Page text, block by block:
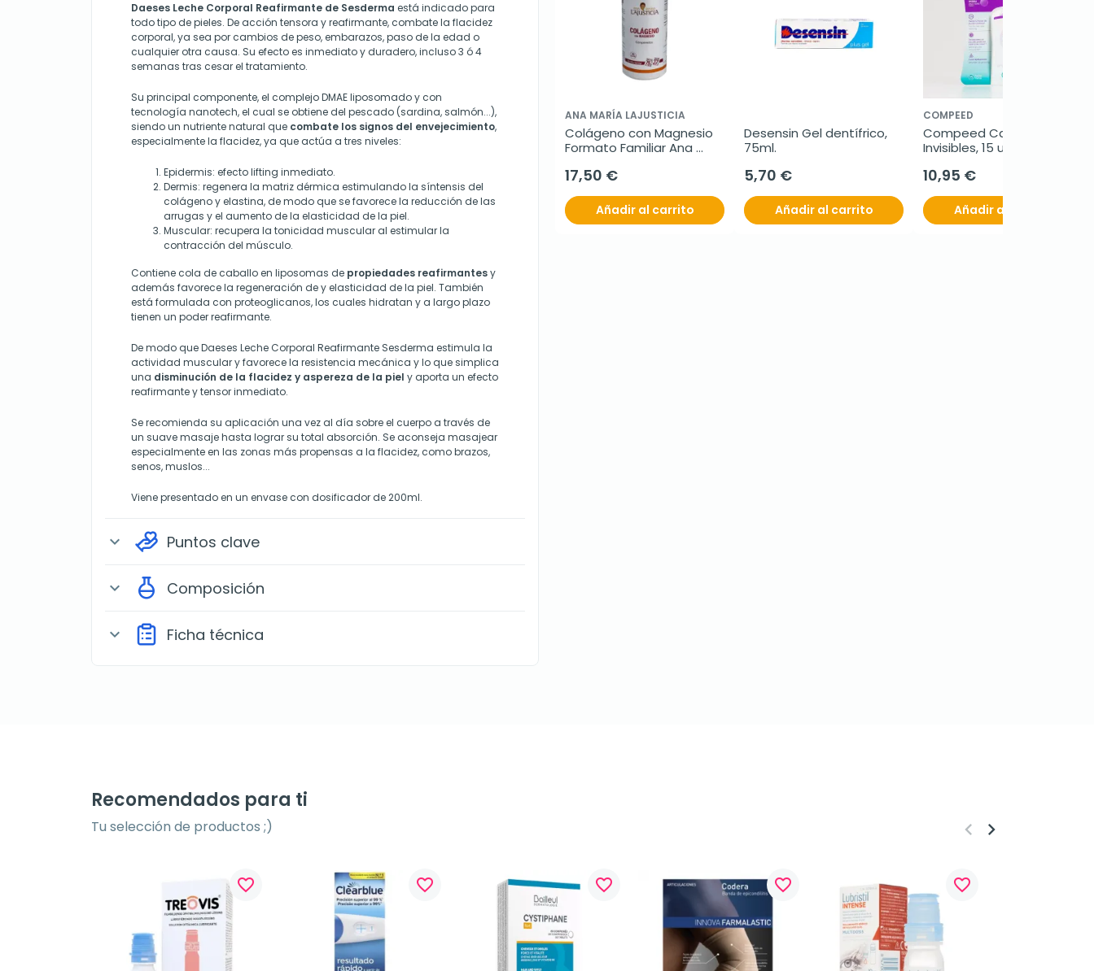
Daeses Leche Corporal Reafirmante de Sesderma está indicado para
todo tipo de pieles. De acción tensora y reafirmante, combate la flacidez
corporal, ya sea por cambios de peso, embarazos, paso de la edad o
cualquier otra causa. Su efecto es inmediato y duradero, incluso 3 ó 4
semanas tras cesar el tratamiento.
Su principal componente, el complejo DMAE liposomado y con
tecnología nanotech, el cual se obtiene del pescado (sardina, salmón...),
siendo un nutriente natural que combate los signos del envejecimiento,
especialmente la flacidez, ya que actúa a tres niveles:
Epidermis: efecto lifting inmediato.
Dermis: regenera la matriz dérmica estimulando la síntensis del
colágeno y elastina, de modo que se favorece la reducción de las
arrugas y el aumento de la elasticidad de la piel.
Muscular: recupera la tonicidad muscular al estimular la
contracción del músculo.
Contiene cola de caballo en liposomas de propiedades reafirmantesy
además favorece la regeneración de y elasticidad de la piel. También
está formulada con proteoglicanos, los cuales hidratan y a largo plazo
tienen un poder reafirmante.
De modo que Daeses Leche Corporal Reafirmante Sesderma estimula la
actividad muscular y favorece la resistencia mecánica y lo que simplica
una disminución de la flacidez y aspereza de la piel y aporta un efecto
reafirmante y tensor inmediato.
Se recomienda su aplicación una vez al día sobre el cuerpo a través de
un suave masaje hasta lograr su total absorción. Se aconseja masajear
especialmente en las zonas más propensas a la flacidez, como brazos,
senos, muslos...
Viene presentado en un envase con dosificador de 200ml.
expand_more Puntos clave
expand_more Composición
expand_more Ficha técnica
ANA MARÍA LAJUSTICIA
Colágeno con Magnesio
Formato Familiar Ana
comprimidos
17,50 €
Añadir al carrito
Desensin Gel dentífrico,
75ml.
5,70 €
Añadir al carrito
COMPEED
Compeed Calenturas
Invisibles, 15 ud
10,95 €
Añadir al carrito
Recomendados para ti
Tu selección de productos ;)
favorite_border favorite_border favorite_border favorite_border favorite_border
keyboard_arrow_left keyboard_arrow_right